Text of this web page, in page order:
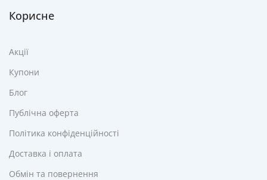
Корисне
Акції
Купони
Блог
Публічна оферта
Політика конфіденційності
Доставка і оплата
Обмін та повернення